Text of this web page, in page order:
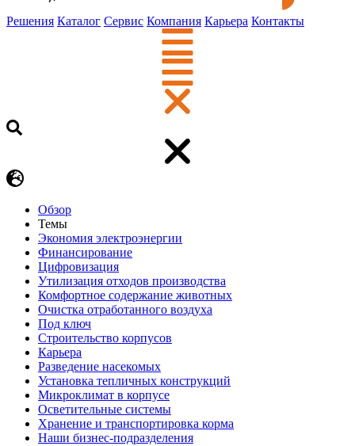
Решения Каталог Сервис Компания Карьера Контакты
Обзор
Темы
Экономия электроэнергии
Финансирование
Цифровизация
Утилизация отходов производства
Комфортное содержание животных
Очистка отработанного воздуха
Под ключ
Строительство корпусов
Карьера
Разведение насекомых
Установка тепличных конструкций
Микроклимат в корпусе
Осветительные системы
Хранение и транспортировка корма
Наши бизнес-подразделения